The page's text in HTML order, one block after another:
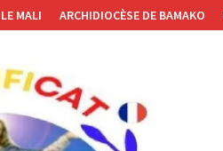
LE MALI ARCHIDIOCÈSE DE BAMAKO